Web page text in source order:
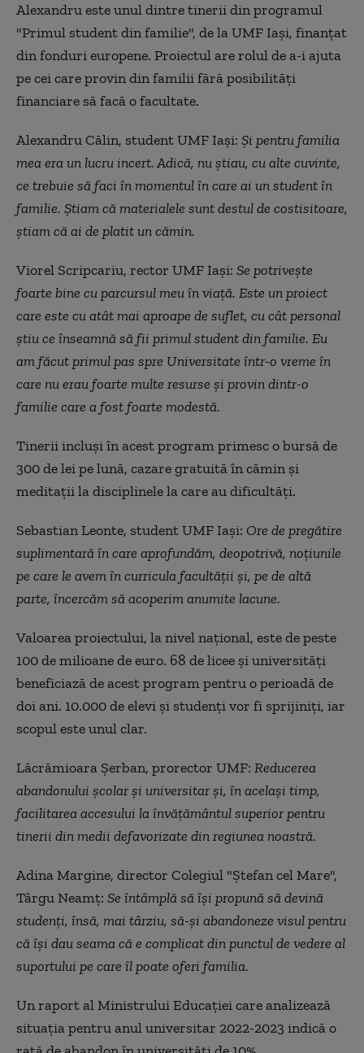
Alexandru este unul dintre tinerii din programul
"Primul student din familie", de la UMF Iași, finanțat
din fonduri europene. Proiectul are rolul de a-i ajuta
pe cei care provin din familii fără posibilități
financiare să facă o facultate.
Alexandru Călin, student UMF Iași: Și pentru familia
mea era un lucru incert. Adică, nu știau, cu alte cuvinte,
ce trebuie să faci în momentul în care ai un student în
familie. Știam că materialele sunt destul de costisitoare,
știam că ai de platit un cămin.
Viorel Scripcariu, rector UMF Iași: Se potrivește
foarte bine cu parcursul meu în viață. Este un proiect
care este cu atât mai aproape de suflet, cu cât personal
știu ce înseamnă să fii primul student din familie. Eu
am făcut primul pas spre Universitate într-o vreme în
care nu erau foarte multe resurse și provin dintr-o
familie care a fost foarte modestă.
Tinerii incluși în acest program primesc o bursă de
300 de lei pe lună, cazare gratuită în cămin și
meditații la disciplinele la care au dificultăți.
Sebastian Leonte, student UMF Iași: Ore de pregătire
suplimentară în care aprofundăm, deopotrivă, noțiunile
pe care le avem în curricula facultății și, pe de altă
parte, încercăm să acoperim anumite lacune.
Valoarea proiectului, la nivel național, este de peste
100 de milioane de euro. 68 de licee și universități
beneficiază de acest program pentru o perioadă de
doi ani. 10.000 de elevi și studenți vor fi sprijiniți, iar
scopul este unul clar.
Lăcrămioara Șerban, prorector UMF: Reducerea
abandonului școlar și universitar și, în același timp,
facilitarea accesului la învățământul superior pentru
tinerii din medii defavorizate din regiunea noastră.
Adina Margine, director Colegiul "Ștefan cel Mare",
Târgu Neamț: Se întâmplă să își propună să devină
studenți, însă, mai târziu, să-și abandoneze visul pentru
că își dau seama că e complicat din punctul de vedere al
suportului pe care îl poate oferi familia.
Un raport al Ministrului Educației care analizează
situația pentru anul universitar 2022-2023 indică o